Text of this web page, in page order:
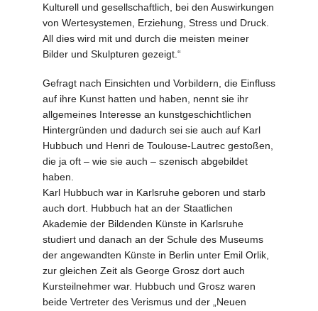
Kulturell und gesellschaftlich, bei den Auswirkungen
von Wertesystemen, Erziehung, Stress und Druck.
All dies wird mit und durch die meisten meiner
Bilder und Skulpturen gezeigt.“
Gefragt nach Einsichten und Vorbildern, die Einfluss
auf ihre Kunst hatten und haben, nennt sie ihr
allgemeines Interesse an kunstgeschichtlichen
Hintergründen und dadurch sei sie auch auf Karl
Hubbuch und Henri de Toulouse-Lautrec gestoßen,
die ja oft – wie sie auch – szenisch abgebildet
haben.
Karl Hubbuch war in Karlsruhe geboren und starb
auch dort. Hubbuch hat an der Staatlichen
Akademie der Bildenden Künste in Karlsruhe
studiert und danach an der Schule des Museums
der angewandten Künste in Berlin unter Emil Orlik,
zur gleichen Zeit als George Grosz dort auch
Kursteilnehmer war. Hubbuch und Grosz waren
beide Vertreter des Verismus und der „Neuen